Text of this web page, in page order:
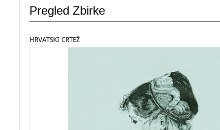
Pregled Zbirke
HRVATSKI CRTEŽ